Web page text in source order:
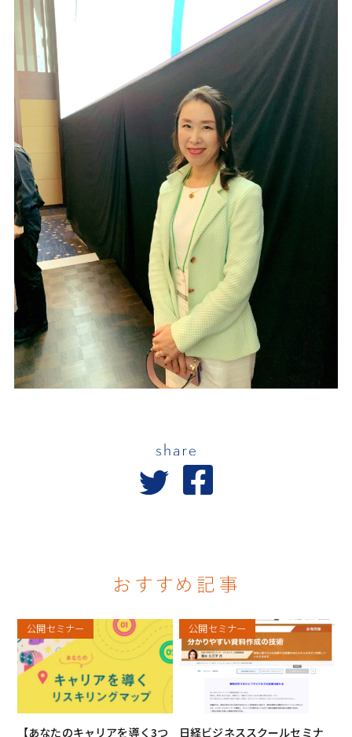
公開セミナー
【あなたのキャリアを導く3つ
公開セミナー
日経ビジネススクールセミナ